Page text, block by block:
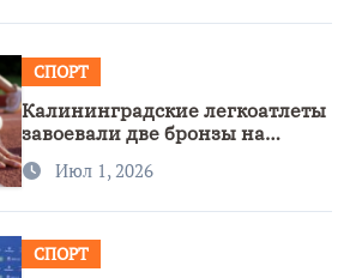
СПОРТ
Калининградские легкоатлеты
завоевали две бронзы на
первенстве России
Июл 1, 2026
СПОРТ